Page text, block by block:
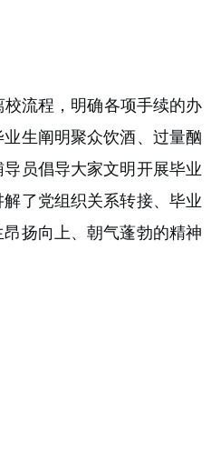
流程，明确各项手续的办
生阐明聚众饮酒、过量酗
员倡导大家文明开展毕业
了党组织关系转接、毕业
扬向上、朝气蓬勃的精神